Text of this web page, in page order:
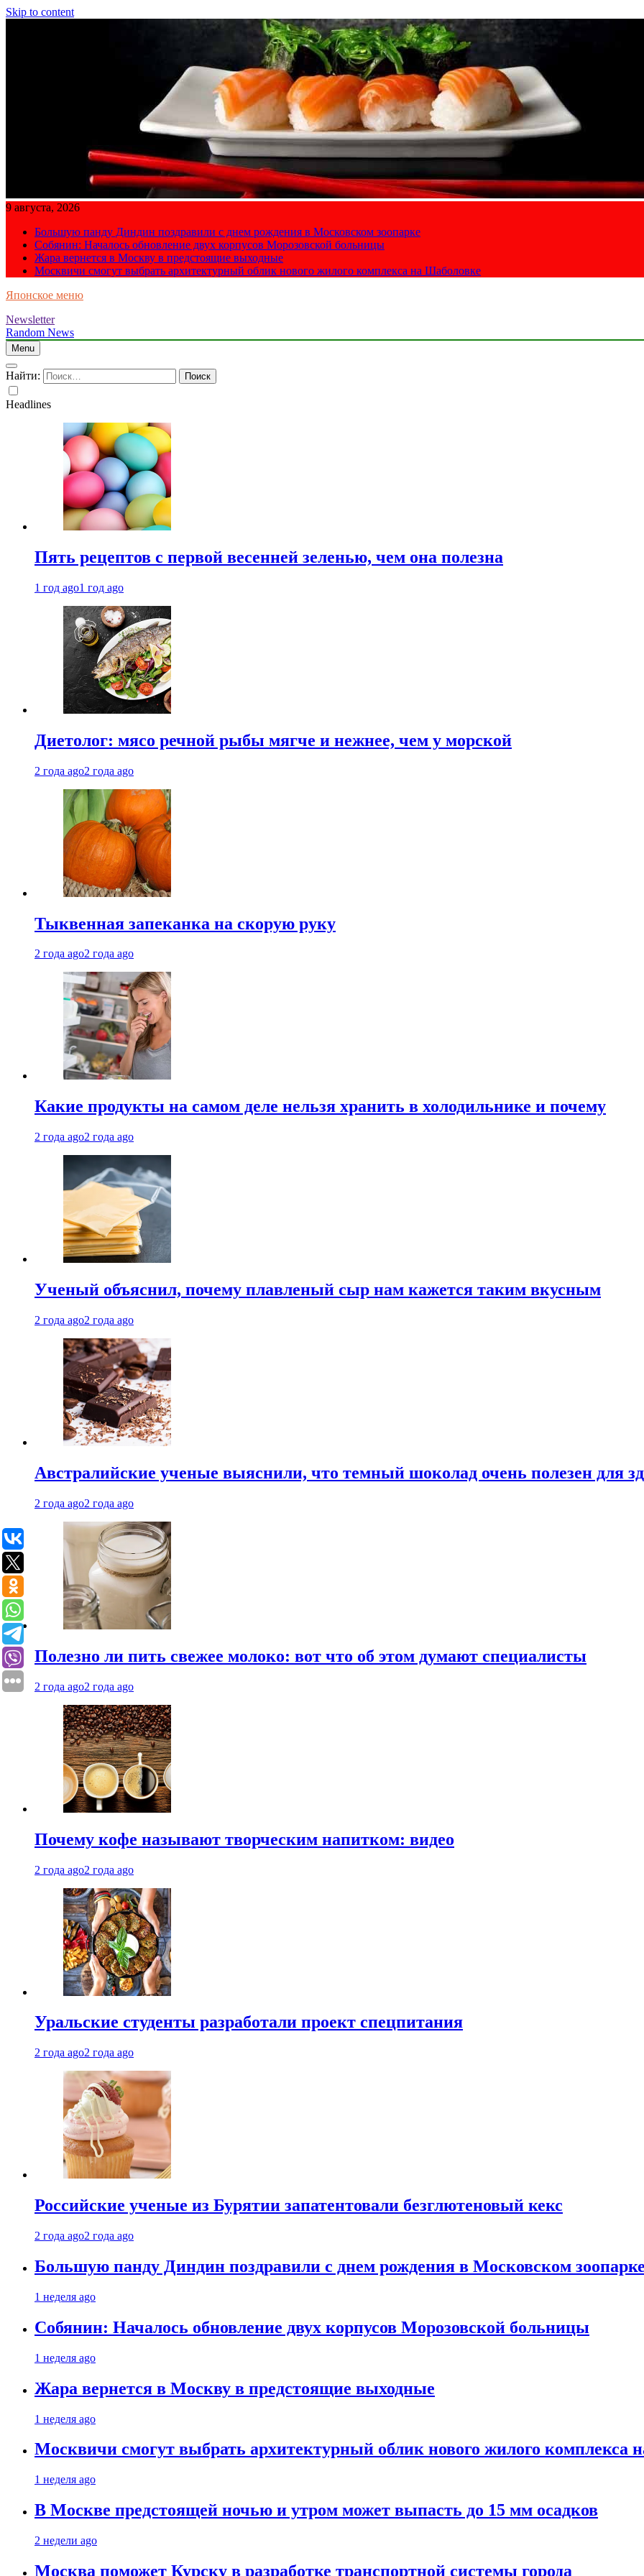
Skip to content
9 августа, 2026
Большую панду Диндин поздравили с днем рождения в Московском зоопарке
Собянин: Началось обновление двух корпусов Морозовской больницы
Жара вернется в Москву в предстоящие выходные
Москвичи смогут выбрать архитектурный облик нового жилого комплекса на Шаболовке
Японское меню
Newsletter
Random News
Menu
Найти:
Headlines
Пять рецептов с первой весенней зеленью, чем она полезна
1 год ago1 год ago
Диетолог: мясо речной рыбы мягче и нежнее, чем у морской
2 года ago2 года ago
Тыквенная запеканка на скорую руку
2 года ago2 года ago
Какие продукты на самом деле нельзя хранить в холодильнике и почему
2 года ago2 года ago
Ученый объяснил, почему плавленый сыр нам кажется таким вкусным
2 года ago2 года ago
Австралийские ученые выяснили, что темный шоколад очень полезен для
2 года ago2 года ago
Полезно ли пить свежее молоко: вот что об этом думают специалисты
2 года ago2 года ago
Почему кофе называют творческим напитком: видео
2 года ago2 года ago
Уральские студенты разработали проект спецпитания
2 года ago2 года ago
Российские ученые из Бурятии запатентовали безглютеновый кекс
2 года ago2 года ago
Большую панду Диндин поздравили с днем рождения в Московском зоопарке
1 неделя ago
Собянин: Началось обновление двух корпусов Морозовской больницы
1 неделя ago
Жара вернется в Москву в предстоящие выходные
1 неделя ago
Москвичи смогут выбрать архитектурный облик нового жилого комплекса
1 неделя ago
В Москве предстоящей ночью и утром может выпасть до 15 мм осадков
2 недели ago
Москва поможет Курску в разработке транспортной системы города